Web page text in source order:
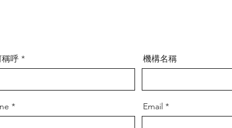
呼 機構名稱
Email